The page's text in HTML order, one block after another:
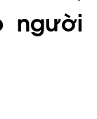
người